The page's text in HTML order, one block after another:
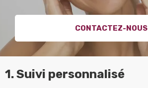
CONTACTEZ-NOUS
1. Suivi personnalisé